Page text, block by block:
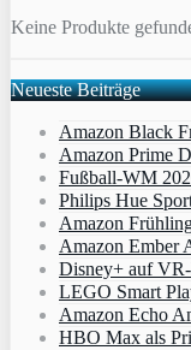
Keine Produkte
Neueste Beiträge
Amazon Black
Amazon Prime
Fußball-WM
Philips Hue
Amazon
Amazon Ember
Disney+ auf
LEGO Smart
Amazon Echo
HBO Max als